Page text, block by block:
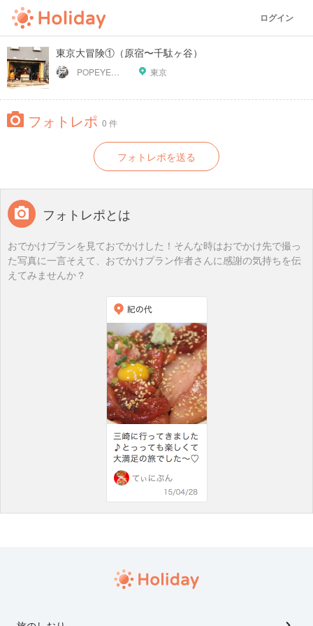
ログイン
東京大冒険①（原宿〜千駄ヶ谷）
東京
フォトレポ 0 件
フォトレポを送る
フォトレポとは
おでかけプランを見ておでかけした！そんな時はおでかけ先で撮っ
た写真に一言そえて、おでかけプラン作者さんに感謝の気持ちを伝
えてみませんか？